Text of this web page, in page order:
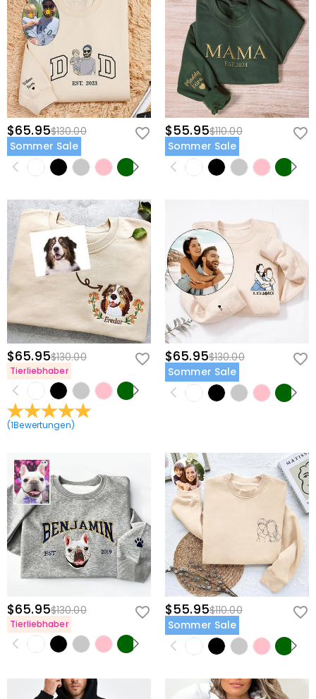
$65.95$130.00
Sommer Sale
$55.95$110.00
Sommer Sale
$65.95$130.00
Tierliebhaber
(1Bewertungen)
$65.95$130.00
Sommer Sale
$65.95$130.00
Tierliebhaber
$55.95$110.00
Sommer Sale